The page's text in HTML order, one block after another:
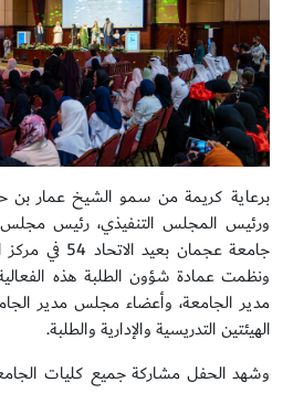
برعاية كريمة من سمو الشيخ عمار بن
ورئيس المجلس التنفيذي، رئيس
جامعة عجمان
ونظمت عمادة شؤون الطلبة هذه
مدير الجامعة، وأعضاء مجلس مدير
الهيئتين التدريسية والإدارية والطلبة.
وشهد الحفل مشاركة جميع كليات